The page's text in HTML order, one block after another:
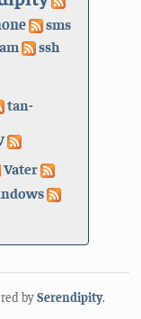
sms
ssh
tan-
Vater
bySerendipity.